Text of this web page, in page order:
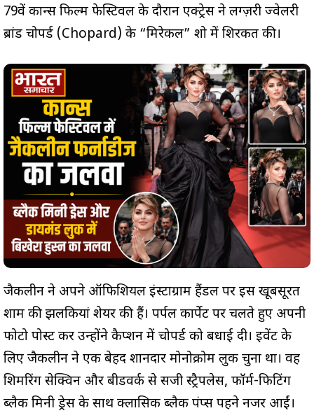
79वें कान्स फिल्म फेस्टिवल के दौरान एक्ट्रेस ने लग्ज़री ज्वेलरी
ब्रांड चोपर्ड (Chopard) के “मिरेकल” शो में शिरकत की।
जैकलीन ने अपने ऑफिशियल इंस्टाग्राम हैंडल पर इस खूबसूरत
शाम की झलकियां शेयर की हैं। पर्पल कार्पेट पर चलते हुए अपनी
फोटो पोस्ट कर उन्होंने कैप्शन में चोपर्ड को बधाई दी। इवेंट के
लिए जैकलीन ने एक बेहद शानदार मोनोक्रोम लुक चुना था। वह
शिमरिंग सेक्विन और बीडवर्क से सजी स्ट्रैपलेस, फॉर्म-फिटिंग
ब्लैक मिनी ड्रेस के साथ क्लासिक ब्लैक पंप्स पहने नजर आईं।